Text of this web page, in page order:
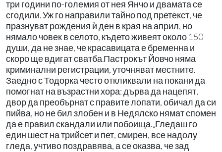
три години по-големия от нея Янчо и двамата се
сгодили. Уж го направили тайно под претекст, че
празнуват рождения ѝ ден в края на април, но
нямало човек в селото, където живеят около 150
души, да не знае, че красавицата е бременна и
скоро ще вдигат сватба.Пастрокът Йовчо няма
криминални регистрации, уточняват местните.
Заедно с Тодорка често откликвали на покани да
помогнат на възрастни хора: дърва да нацепят,
двор да преобърнат с правите лопати, обичал да си
пийва, но не бил злобен и в Недялско нямат спомен
да е правил скандали или побоища.„Гледаш го
един шест на трийсет и пет, смирен, все надолу
гледа, учтиво поздравява, а се оказва, че зад